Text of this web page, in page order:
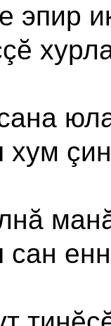
эпир
хум
сан